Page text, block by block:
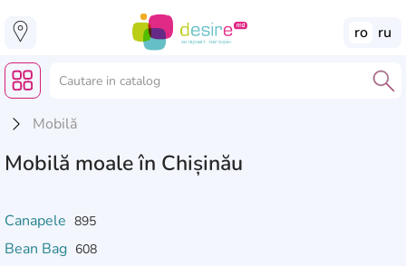
ro ru
Mobilă
Mobilă moale în Chișinău
Canapele 895
Bean Bag 608